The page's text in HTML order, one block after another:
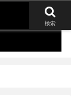
検索